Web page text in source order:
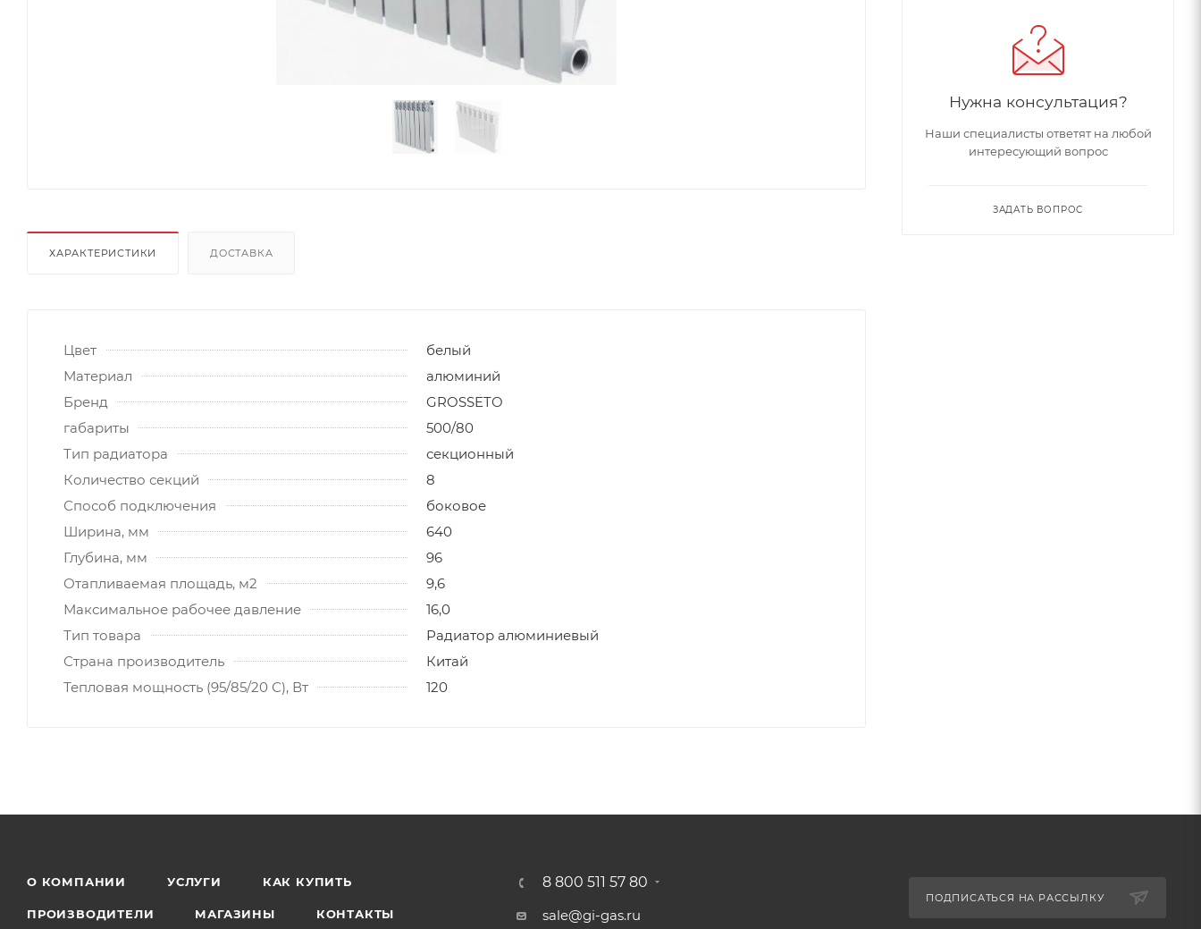
ХАРАКТЕРИСТИКИ ДОСТАВКА
Цвет
белый
Материал
алюминий
Бренд
GROSSETO
габариты
500/80
Тип радиатора
секционный
Количество секций
8
Способ подключения
боковое
Ширина, мм
640
Глубина, мм
96
Отапливаемая площадь, м2
9,6
Максимальное рабочее давление
16,0
Тип товара
Радиатор алюминиевый
Страна производитель
Китай
Тепловая мощность (95/85/20 С), Вт
120
Нужна консультация?
Наши специалисты ответят на любой
интересующий вопрос
ЗАДАТЬ ВОПРОС
О КОМПАНИИ УСЛУГИ КАК КУПИТЬ
ПРОИЗВОДИТЕЛИ МАГАЗИНЫ КОНТАКТЫ
8 800 511 57 80
sale@gi-gas.ru
ПОДПИСАТЬСЯ НА РАССЫЛКУ